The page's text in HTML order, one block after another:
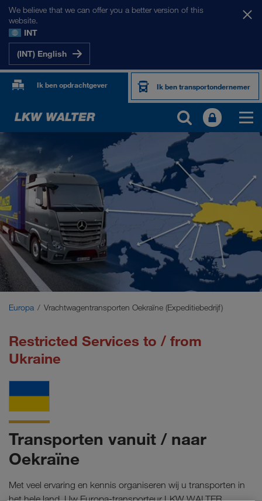
We believe that we can offer you a better version of this
website.
INT
(INT) English
Ik ben opdrachtgever Ik ben transportondernemer
ONZE MARKTEN
Europa
Centraal-Azië
Rusland
Midden-Oosten
Europa Vrachtwagentransporten Oekraïne (Expeditiebedrijf)
Restricted Services to / from
Ukraine
Transporten vanuit / naar
Oekraïne
Met veel ervaring en kennis organiseren wij u transporten in
het hele land. Uw Europa-transporteur LKW WALTER